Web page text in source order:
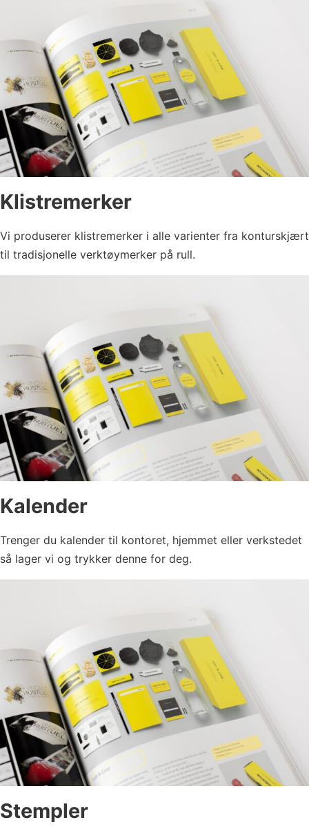
Klistremerker
Vi produserer klistremerker i alle varienter fra konturskjært
til tradisjonelle verktøymerker på rull.
Kalender
Trenger du kalender til kontoret, hjemmet eller verkstedet
så lager vi og trykker denne for deg.
Stempler